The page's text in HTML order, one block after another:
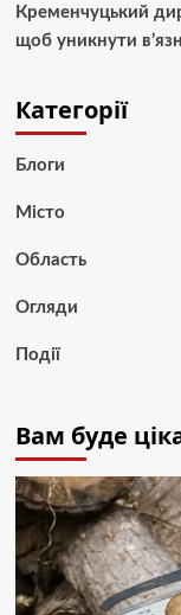
Кременчуцький
щоб уникнути
Категорії
Блоги
Місто
Область
Огляди
Події
Вам буде